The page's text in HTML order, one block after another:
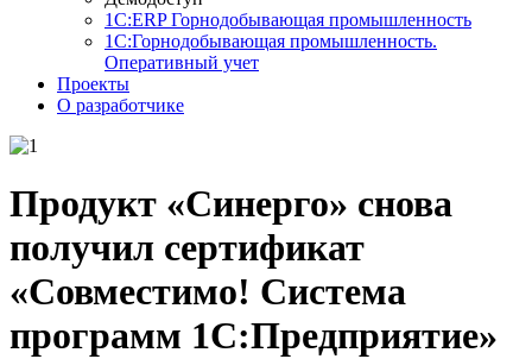
1С:ERP Горнодобывающая промышленность
1С:Горнодобывающая промышленность.
Оперативный учет
Проекты
О разработчике
Продукт «Синерго» снова
получил сертификат
«Совместимо! Система
программ 1С:Предприятие»